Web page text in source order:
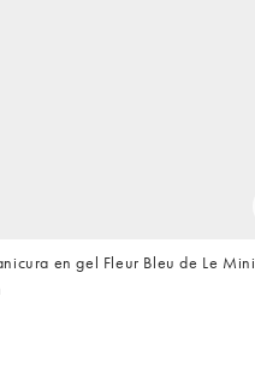
en gel Fleur Bleu de Le Mini